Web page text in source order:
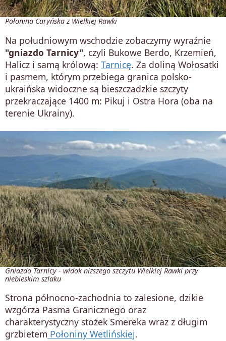
Połonina Caryńska z Wielkiej Rawki
Na południowym wschodzie zobaczymy wyraźnie
"gniazdo Tarnicy", czyli Bukowe Berdo, Krzemień,
Halicz i samą królową: Tarnicę. Za doliną Wołosatki
i pasmem, którym przebiega granica polsko-
ukraińska widoczne są bieszczadzkie szczyty
przekraczające 1400 m: Pikuj i Ostra Hora (oba na
terenie Ukrainy).
Gniazdo Tarnicy - widok niższego szczytu Wielkiej Rawki przy
niebieskim szlaku
Strona północno-zachodnia to zalesione, dzikie
wzgórza Pasma Granicznego oraz
charakterystyczny stożek Smereka wraz z długim
grzbietem Połoniny Wetlińskiej.